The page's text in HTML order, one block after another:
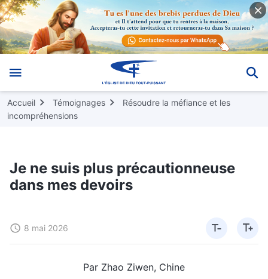
Accueil Témoignages
Résoudre la méfiance et les
incompréhensions
Je ne suis plus précautionneuse
dans mes devoirs
8 mai 2026
Par Zhao Ziwen, Chine